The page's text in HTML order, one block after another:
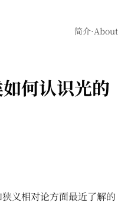
简介·About
何认识光的
义相对论方面最近了解的